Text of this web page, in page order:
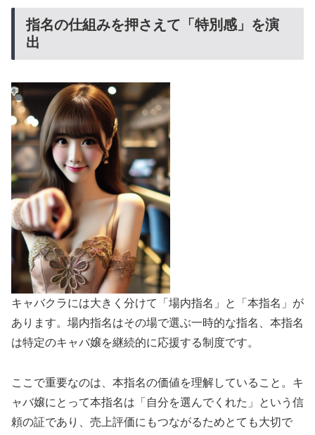
指名の仕組みを押さえて「特別感」を演
出
キャバクラには大きく分けて「場内指名」と「本指名」が
あります。場内指名はその場で選ぶ一時的な指名、本指名
は特定のキャバ嬢を継続的に応援する制度です。
ここで重要なのは、本指名の価値を理解していること。キ
ャバ嬢にとって本指名は「自分を選んでくれた」という信
頼の証であり、売上評価にもつながるためとても大切で